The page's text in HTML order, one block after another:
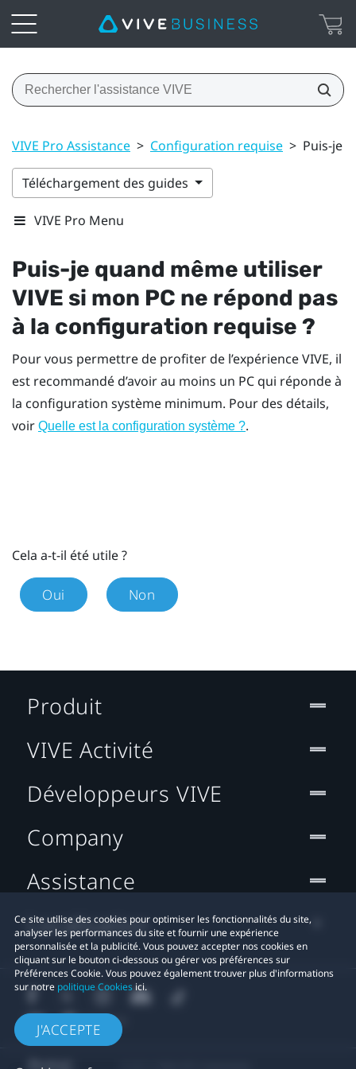
VIVE Pro Assistance > Configuration requise > Puis-je
Téléchargement des guides
VIVE Pro Menu
Puis-je quand même utiliser
VIVE si mon PC ne répond pas
à la configuration requise ?
Pour vous permettre de profiter de l’expérienceVIVE, il
est recommandé d’avoir au moins un PC qui réponde à
la configuration système minimum. Pour des détails,
voir Quelle est la configuration système ?.
Cela a-t-il été utile ?
Oui Non
Ce site utilise des cookies pour optimiser les fonctionnalités du site,
analyser les performances du site et fournir une expérience
personnalisée et la publicité. Vous pouvez accepter nos cookies en
cliquant sur le bouton ci-dessous ou gérer vos préférences sur
Préférences Cookie. Vous pouvez également trouver plus d'informations
sur notre politique Cookiesici.
J'ACCEPTE
Produit
VIVE Activité
Développeurs VIVE
Company
Assistance
Localisation